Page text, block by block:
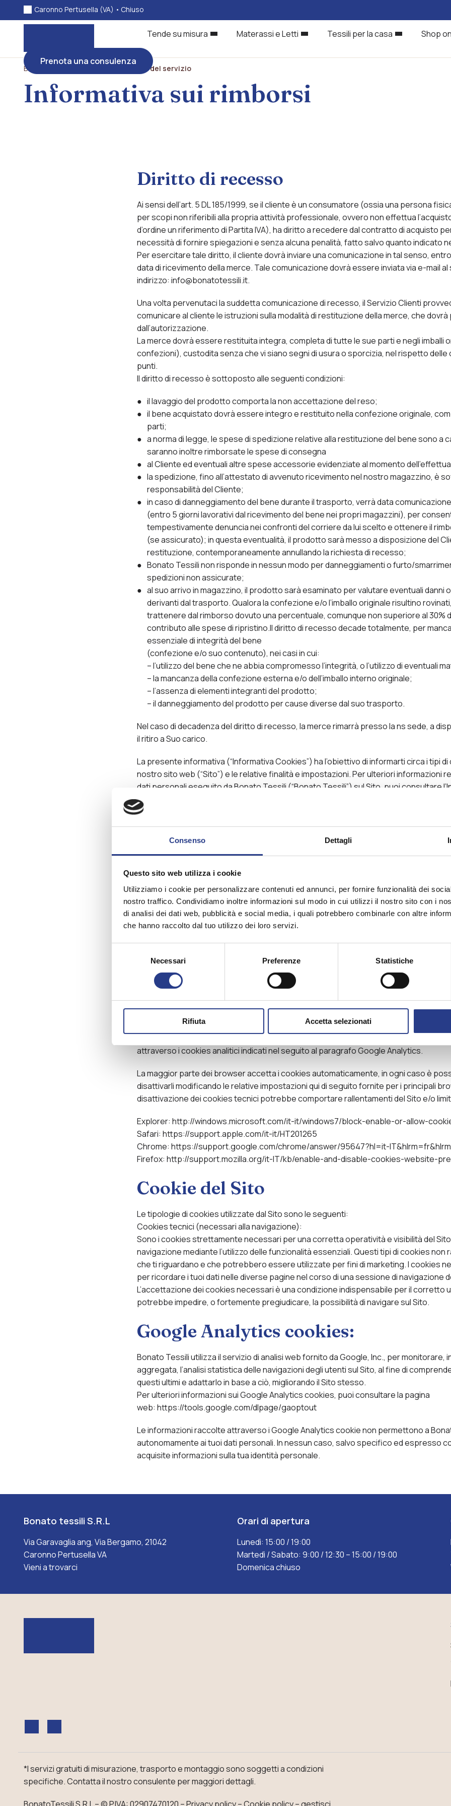
Consenso Dettagli
Questo sito web utilizza i cookie
Utilizziamo i cookie per personalizzare contenuti ed annunci, per fornire funzionalità dei
nostro traffico. Condividiamo inoltre informazioni sul modo in cui utilizzi il nostro sito con i
di analisi dei dati web, pubblicità e social media, i quali potrebbero combinarle con altre
che hanno raccolto dal tuo utilizzo dei loro servizi.
Necessari Preferenze Statistiche
Rifiuta Accetta selezionati
Caronno Pertusella (VA) • Chiuso
Tende su misura
Materassi e Letti Tessili per la casa Shop
Prenota una consulenza
Bonato tessili Termini e condizioni del servizio
Informativa sui rimborsi
Diritto di recesso
Ai sensi dell’art. 5 DL 185/1999, se il cliente è un consumatore (ossia una persona
per scopi non riferibili alla propria attività professionale, ovvero non effettua
d’ordine un riferimento di Partita IVA), ha diritto a recedere dal contratto di acquisto
necessità di fornire spiegazioni e senza alcuna penalità, fatto salvo quanto indicato
Per esercitare tale diritto, il cliente dovrà inviare una comunicazione in tal senso,
data di ricevimento della merce. Tale comunicazione dovrà essere inviata via e-mail
indirizzo: info@bonatotessili.it.
Una volta pervenutaci la suddetta comunicazione di recesso, il Servizio Clienti
comunicare al cliente le istruzioni sulla modalità di restituzione della merce, che
dall’autorizzazione.
La merce dovrà essere restituita integra, completa di tutte le sue parti e negli imballi
confezioni), custodita senza che vi siano segni di usura o sporcizia, nel rispetto delle
punti.
Il diritto di recesso è sottoposto alle seguenti condizioni:
il lavaggio del prodotto comporta la non accettazione del reso;
il bene acquistato dovrà essere integro e restituito nella confezione originale,
parti;
a norma di legge, le spese di spedizione relative alla restituzione del bene sono a
saranno inoltre rimborsate le spese di consegna
al Cliente ed eventuali altre spese accessorie evidenziate al momento
la spedizione, fino all’attestato di avvenuto ricevimento nel nostro magazzino, è
responsabilità del Cliente;
in caso di danneggiamento del bene durante il trasporto, verrà data
(entro 5 giorni lavorativi dal ricevimento del bene nei propri magazzini), per
tempestivamente denuncia nei confronti del corriere da lui scelto e ottenere il
(se assicurato); in questa eventualità, il prodotto sarà messo a disposizione del
restituzione, contemporaneamente annullando la richiesta di recesso;
Bonato Tessili non risponde in nessun modo per danneggiamenti o furto/
spedizioni non assicurate;
al suo arrivo in magazzino, il prodotto sarà esaminato per valutare eventuali danni
derivanti dal trasporto. Qualora la confezione e/o l’imballo originale risultino
trattenere dal rimborso dovuto una percentuale, comunque non superiore al 30%
contributo alle spese di ripristino.Il diritto di recesso decade totalmente, per
essenziale di integrità del bene
(confezione e/o suo contenuto), nei casi in cui:
– l’utilizzo del bene che ne abbia compromesso l’integrità, o l’utilizzo di eventuali
– la mancanza della confezione esterna e/o dell’imballo interno originale;
– l’assenza di elementi integranti del prodotto;
– il danneggiamento del prodotto per cause diverse dal suo trasporto.
Nel caso di decadenza del diritto di recesso, la merce rimarrà presso la ns sede, a
il ritiro a Suo carico.
La presente informativa (“Informativa Cookies”) ha l’obiettivo di informarti circa i tipi
nostro sito web (“Sito”) e le relative finalità e impostazioni. Per ulteriori informazioni
dati personali eseguito da Bonato Tessili (“Bonato Tessili”) sul Sito, puoi consultare
Eventuali modifiche della normativa applicabile o conseguenti a provvedimenti del
dei Dati Personali (“Garante”), ovvero a nuovi servizi offerti sul Sito, saranno portate
mediante pubblicazione sul Sito.
Premesse
Per garantirti un’esperienza di navigazione piacevole e rendere maggiormente fruibili
consultati, Bonato Tessili, tramite il Sito, utilizza dei cookies. I cookies, sono piccoli
al tuo terminale e da esso vengono memorizzati per essere poi ritrasmessi al Sito
sessione o alla visita successiva. Bonato Tessili fa utilizzo anche di cookies delle c.d.
vengono, invece, gestiti da un sito web diverso dal Sito per le finalità indicate nel
essere memorizzati solo per il tempo di utilizzo del Sito (i.e. session cookies), al fine
I cookies utilizzati da Bonato Tessili permettono di stabilire quali sono gli spazi ed i
visionati del Sito, al fine di adattare gli stessi ai desideri degli utenti ed al contempo di
anche, ma non limitatamente, per rendere una comunicazione su misura degli utenti
Inoltre, Bonato Tessili può utilizzare i cookies anche per: i) identificarti, solo nel caso
attraverso i cookies analitici indicati nel seguito al paragrafo Google Analytics.
La maggior parte dei browser accetta i cookies automaticamente, in ogni caso è
disattivarli modificando le relative impostazioni qui di seguito fornite per i principali
disattivazione dei cookies tecnici potrebbe comportare rallentamenti del Sito e/o
Explorer: http://windows.microsoft.com/it-it/windows7/block-enable-or-allow-
Safari: https://support.apple.com/it-it/HT201265
Chrome: https://support.google.com/chrome/answer/95647?hl=it-
Firefox: http://support.mozilla.org/it-IT/kb/enable-and-disable-cookies-website-
Cookie del Sito
Le tipologie di cookies utilizzate dal Sito sono le seguenti:
Cookies tecnici (necessari alla navigazione):
Sono i cookies strettamente necessari per una corretta operatività e visibilità del
navigazione mediante l’utilizzo delle funzionalità essenziali. Questi tipi di cookies
che ti riguardano e che potrebbero essere utilizzate per fini di marketing. I cookies
per ricordare i tuoi dati nelle diverse pagine nel corso di una sessione di navigazione
L’accettazione dei cookies necessari è una condizione indispensabile per il corretto
potrebbe impedire, o fortemente pregiudicare, la possibilità di navigare sul Sito.
Google Analytics cookies:
Bonato Tessili utilizza il servizio di analisi web fornito da Google, Inc., per monitorare,
aggregata, l’analisi statistica delle navigazioni degli utenti sul Sito, al fine di
questi ultimi e adattarlo in base a ciò, migliorando il Sito stesso.
Per ulteriori informazioni sui Google Analytics cookies, puoi consultare la pagina
web: https://tools.google.com/dlpage/gaoptout
Le informazioni raccolte attraverso i Google Analytics cookie non permettono a
autonomamente ai tuoi dati personali. In nessun caso, salvo specifico ed espresso
acquisite informazioni sulla tua identità personale.
Bonato tessili S.R.L
Via Garavaglia ang, Via Bergamo, 21042
Caronno Pertusella VA
Vieni a trovarci
Orari di apertura
Lunedì: 15:00 / 19:00
Martedì / Sabato: 9:00 / 12:30 – 15:00 / 19:00
Domenica chiuso
*I servizi gratuiti di misurazione, trasporto e montaggio sono soggetti a condizioni
specifiche.Contatta il nostro consulente per maggiori dettagli.